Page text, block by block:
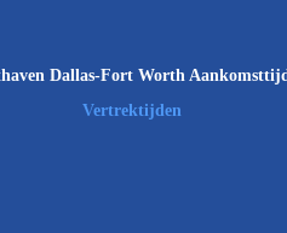
Dallas-Fort Worth
Vertrektijden